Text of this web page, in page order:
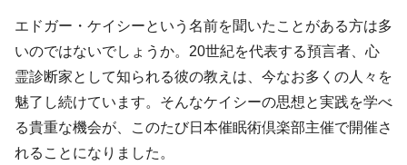
エドガー・ケイシーという名前を聞いたことがある方は多
いのではないでしょうか。20世紀を代表する預言者、心
霊診断家として知られる彼の教えは、今なお多くの人々を
魅了し続けています。そんなケイシーの思想と実践を学べ
る貴重な機会が、このたび日本催眠術倶楽部主催で開催さ
れることになりました。